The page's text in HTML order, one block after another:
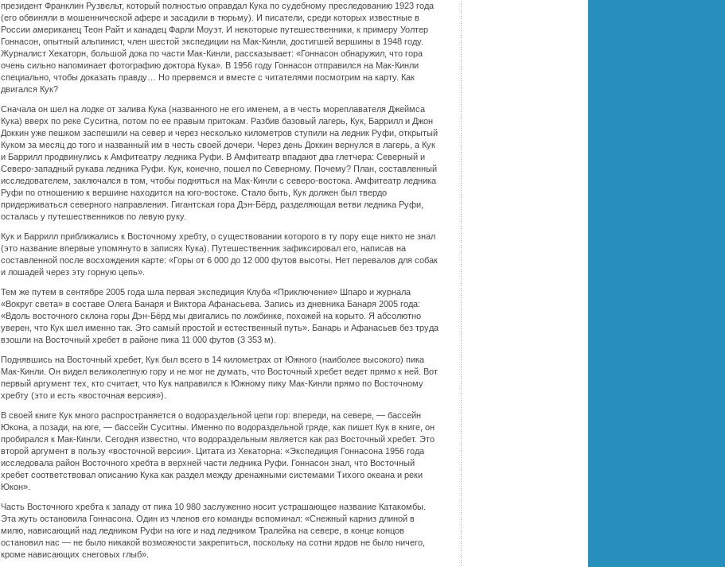
президент Франклин Рузвельт, который полностью оправдал Кука по судебному преследованию 1923 года
(его обвиняли в мошеннической афере и засадили в тюрьму). И писатели, среди которых известные в
России американец Теон Райт и канадец Фарли Моуэт. И некоторые путешественники, к примеру Уолтер
Гоннасон, опытный альпинист, член шестой экспедиции на Мак-Кинли, достигшей вершины в 1948 году.
Журналист Хекаторн, большой дока по части Мак-Кинли, рассказывает: «Гоннасон обнаружил, что гора
очень сильно напоминает фотографию доктора Кука». В 1956 году Гоннасон отправился на Мак-Кинли
специально, чтобы доказать правду… Но прервемся и вместе с читателями посмотрим на карту. Как
двигался Кук?
Сначала он шел на лодке от залива Кука (названного не его именем, а в честь мореплавателя Джеймса
Кука) вверх по реке Суситна, потом по ее правым притокам. Разбив базовый лагерь, Кук, Баррилл и Джон
Доккин уже пешком заспешили на север и через несколько километров ступили на ледник Руфи, открытый
Куком за месяц до того и названный им в честь своей дочери. Через день Доккин вернулся в лагерь, а Кук
и Баррилл продвинулись к Амфитеатру ледника Руфи. В Амфитеатр впадают два глетчера: Северный и
Северо-западный рукава ледника Руфи. Кук, конечно, пошел по Северному. Почему? План, составленный
исследователем, заключался в том, чтобы подняться на Мак-Кинли с северо-востока. Амфитеатр ледника
Руфи по отношению к вершине находится на юго-востоке. Стало быть, Кук должен был твердо
придерживаться северного направления. Гигантская гора Дэн-Бёрд, разделяющая ветви ледника Руфи,
осталась у путешественников по левую руку.
Кук и Баррилл приближались к Восточному хребту, о существовании которого в ту пору еще никто не знал
(это название впервые упомянуто в записях Кука). Путешественник зафиксировал его, написав на
составленной после восхождения карте: «Горы от 6 000 до 12 000 футов высоты. Нет перевалов для собак
и лошадей через эту горную цепь».
Тем же путем в сентябре 2005 года шла первая экспедиция Клуба «Приключение» Шпаро и журнала
«Вокруг света» в составе Олега Банаря и Виктора Афанасьева. Запись из дневника Банаря 2005 года:
«Вдоль восточного склона горы Дэн-Бёрд мы двигались по ложбинке, похожей на корыто. Я абсолютно
уверен, что Кук шел именно так. Это самый простой и естественный путь». Банарь и Афанасьев без труда
взошли на Восточный хребет в районе пика 11 000 футов (3 353 м).
Поднявшись на Восточный хребет, Кук был всего в 14 километрах от Южного (наиболее высокого) пика
Мак-Кинли. Он видел великолепную гору и не мог не думать, что Восточный хребет ведет прямо к ней. Вот
первый аргумент тех, кто считает, что Кук направился к Южному пику Мак-Кинли прямо по Восточному
хребту (это и есть «восточная версия»).
В своей книге Кук много распространяется о водораздельной цепи гор: впереди, на севере, — бассейн
Юкона, а позади, на юге, — бассейн Суситны. Именно по водораздельной гряде, как пишет Кук в книге, он
пробирался к Мак-Кинли. Сегодня известно, что водораздельным является как раз Восточный хребет. Это
второй аргумент в пользу «восточной версии». Цитата из Хекаторна: «Экспедиция Гоннасона 1956 года
исследовала район Восточного хребта в верхней части ледника Руфи. Гоннасон знал, что Восточный
хребет соответствовал описанию Кука как раздел между дренажными системами Тихого океана и реки
Юкон».
Часть Восточного хребта к западу от пика 10 980 заслуженно носит устрашающее название Катакомбы.
Эта жуть остановила Гоннасона. Один из членов его команды вспоминал: «Снежный карниз длиной в
милю, нависающий над ледником Руфи на юге и над ледником Тралейка на севере, в конце концов
остановил нас — не было никакой возможности закрепиться, поскольку на сотни ярдов не было ничего,
кроме нависающих снеговых глыб».